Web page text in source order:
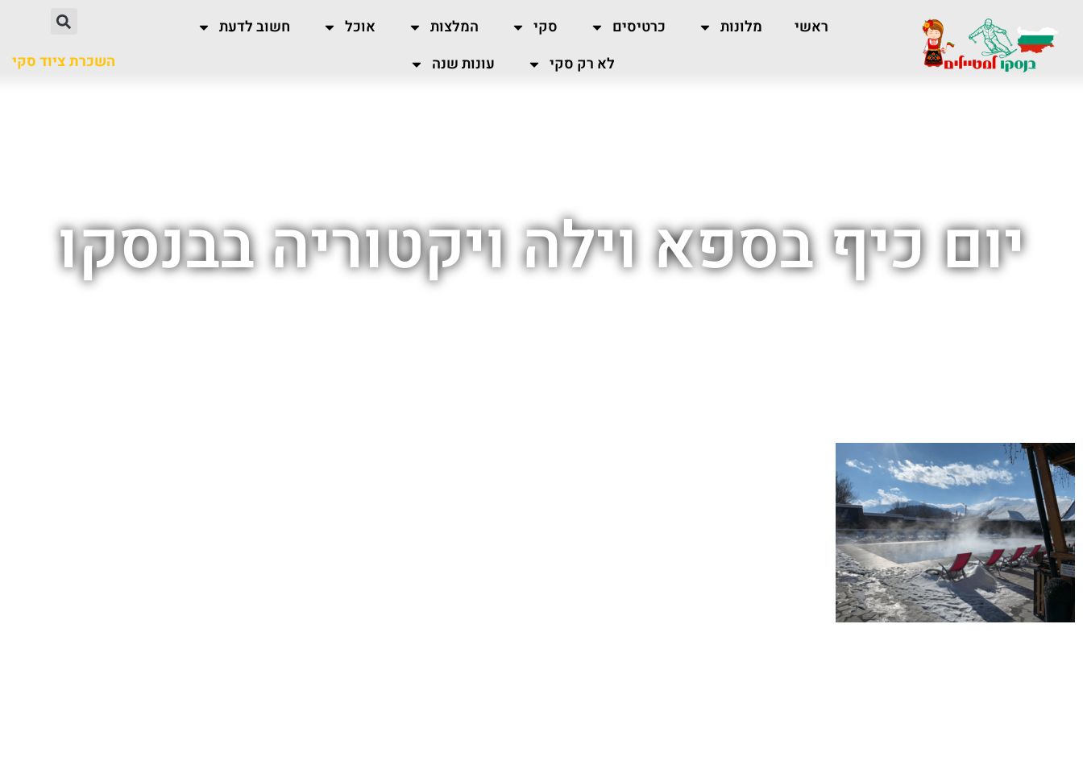
ראשי מלונות כרטיסים סקי המלצות אוכל
חשוב לדעת
לא רק סקי
עונות שנה השכרת ציוד סקי
יום כיף בספא וילה ויקטוריה בבנסקו